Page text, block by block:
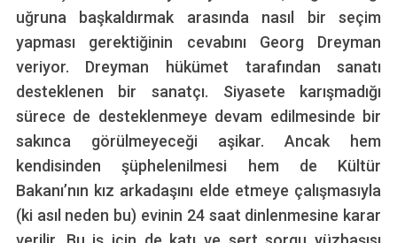
uğruna başkaldırmak arasında nasıl bir seçim
yapması gerektiğinin cevabını Georg Dreyman
veriyor. Dreyman hükümet tarafından sanatı
desteklenen bir sanatçı. Siyasete karışmadığı
sürece de desteklenmeye devam edilmesinde bir
sakınca görülmeyeceği aşikar. Ancak hem
kendisinden şüphelenilmesi hem de Kültür
Bakanı’nın kız arkadaşını elde etmeye çalışmasıyla
(ki asıl neden bu) evinin 24 saat dinlenmesine karar